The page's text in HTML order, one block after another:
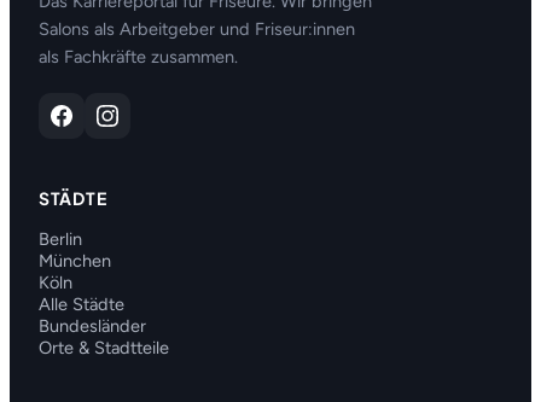
Salons als Arbeitgeber und Friseur:innen
als Fachkräfte zusammen.
STÄDTE
Berlin
München
Köln
Alle Städte
Bundesländer
Orte & Stadtteile